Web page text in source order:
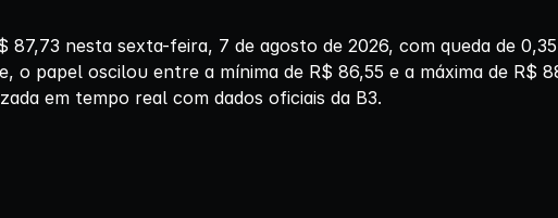
nesta sexta-feira, 7 de agosto de 2026, com queda de
o papel oscilou entre a mínima de R$ 86,55 e a máxima de R$
em tempo real com dados oficiais da B3.